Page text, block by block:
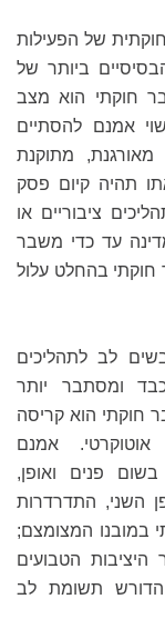
של הפעילות
ביותר של
חוקתי הוא מצב
אמנם להסתיים
מתוקנת
תהיה קיום פסק
ציבוריים או
עד כדי משבר
חוקתי בהחלט עלול
לב לתהליכים
ומסתבר יותר
חוקתי הוא קריסה
אמנם
פנים ואופן,
השני, התדרדרות
במובנו המצומצם;
הטבועים
הדורש תשומת לב